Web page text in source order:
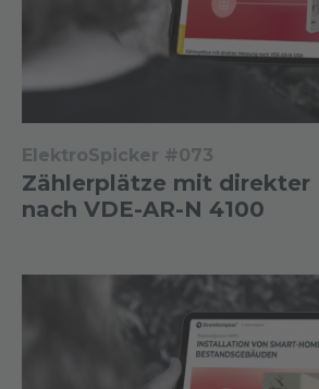
ElektroSpicker #073
Zählerplätze mit direkter
nach VDE-AR-N 4100